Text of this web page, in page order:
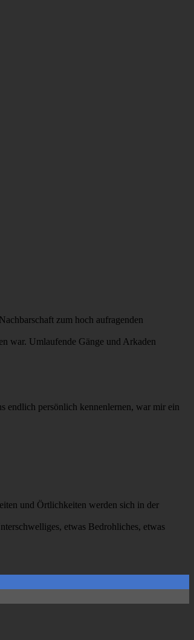
zum hoch aufragenden
war. Umlaufende Gänge und Arkaden
endlich persönlich kennenlernen, war mir ein
und Örtlichkeiten werden sich in der
etwas Bedrohliches, etwas